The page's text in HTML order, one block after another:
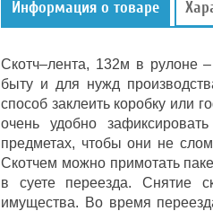
Информация о товаре
Скотч–лента, 132м в рулоне
быту и для нужд
способ заклеить коробку или
очень удобно
предметах, чтобы они не
Скотчем можно примотать
в суете переезда. Снятие
имущества. Во время